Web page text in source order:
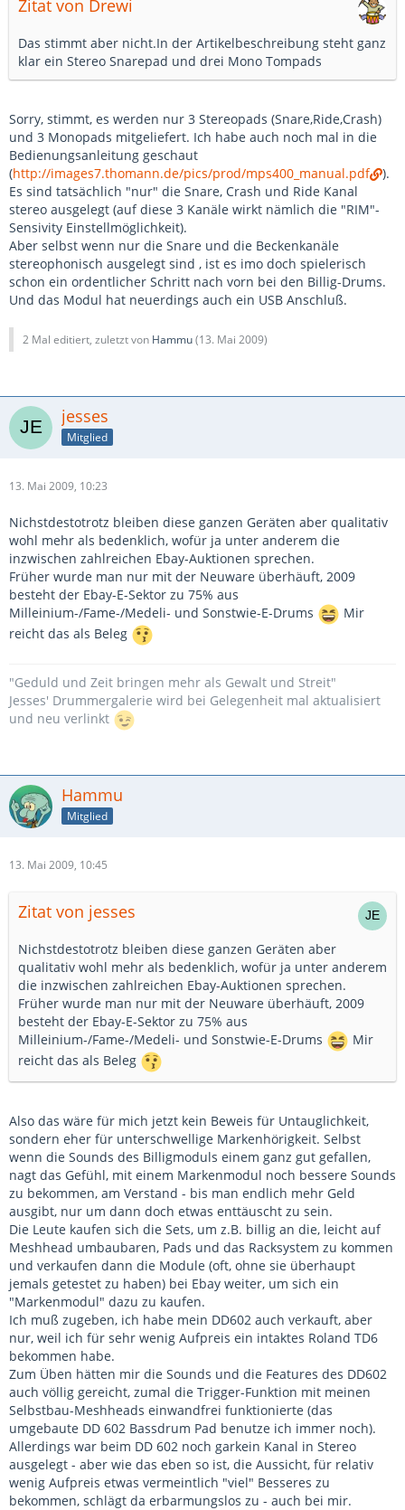
Zitat von Drewi
Das stimmt aber nicht.In der Artikelbeschreibung steht ganz
klar ein Stereo Snarepad und drei Mono Tompads
Sorry, stimmt, es werden nur 3 Stereopads (Snare,Ride,Crash)
und 3 Monopads mitgeliefert. Ich habe auch noch mal in die
Bedienungsanleitung geschaut
(http://images7.thomann.de/pics/prod/mps400_manual.pdf
).
Es sind tatsächlich "nur" die Snare, Crash und Ride Kanal
stereo ausgelegt (auf diese 3 Kanäle wirkt nämlich die "RIM"-
Sensivity Einstellmöglichkeit).
Aber selbst wenn nur die Snare und die Beckenkanäle
stereophonisch ausgelegt sind , ist es imo doch spielerisch
schon ein ordentlicher Schritt nach vorn bei den Billig-Drums.
Und das Modul hat neuerdings auch ein USB Anschluß.
2 Mal editiert, zuletzt von Hammu(13. Mai 2009)
jesses
Mitglied
13. Mai 2009, 10:23
Nichstdestotrotz bleiben diese ganzen Geräten aber qualitativ
wohl mehr als bedenklich, wofür ja unter anderem die
inzwischen zahlreichen Ebay-Auktionen sprechen.
Früher wurde man nur mit der Neuware überhäuft, 2009
besteht der Ebay-E-Sektor zu 75% aus
Milleinium-/Fame-/Medeli- und Sonstwie-E-Drums
Mir
reicht das als Beleg
"Geduld und Zeit bringen mehr als Gewalt und Streit"
Jesses' Drummergalerie wird bei Gelegenheit mal aktualisiert
und neu verlinkt
Hammu
Mitglied
13. Mai 2009, 10:45
Zitat von jesses
Nichstdestotrotz bleiben diese ganzen Geräten aber
qualitativ wohl mehr als bedenklich, wofür ja unter anderem
die inzwischen zahlreichen Ebay-Auktionen sprechen.
Früher wurde man nur mit der Neuware überhäuft, 2009
besteht der Ebay-E-Sektor zu 75% aus
Milleinium-/Fame-/Medeli- und Sonstwie-E-Drums
Mir
reicht das als Beleg
Also das wäre für mich jetzt kein Beweis für Untauglichkeit,
sondern eher für unterschwellige Markenhörigkeit. Selbst
wenn die Sounds des Billigmoduls einem ganz gut gefallen,
nagt das Gefühl, mit einem Markenmodul noch bessere Sounds
zu bekommen, am Verstand - bis man endlich mehr Geld
ausgibt, nur um dann doch etwas enttäuscht zu sein.
Die Leute kaufen sich die Sets, um z.B. billig an die, leicht auf
Meshhead umbaubaren, Pads und das Racksystem zu kommen
und verkaufen dann die Module (oft, ohne sie überhaupt
jemals getestet zu haben) bei Ebay weiter, um sich ein
"Markenmodul" dazu zu kaufen.
Ich muß zugeben, ich habe mein DD602 auch verkauft, aber
nur, weil ich für sehr wenig Aufpreis ein intaktes Roland TD6
bekommen habe.
Zum Üben hätten mir die Sounds und die Features des DD602
auch völlig gereicht, zumal die Trigger-Funktion mit meinen
Selbstbau-Meshheads einwandfrei funktionierte (das
umgebaute DD 602 Bassdrum Pad benutze ich immer noch).
Allerdings war beim DD 602 noch garkein Kanal in Stereo
ausgelegt - aber wie das eben so ist, die Aussicht, für relativ
wenig Aufpreis etwas vermeintlich "viel" Besseres zu
bekommen, schlägt da erbarmungslos zu - auch bei mir.